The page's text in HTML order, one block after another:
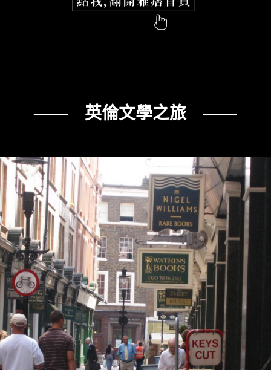
—— 英倫文學之旅 ——